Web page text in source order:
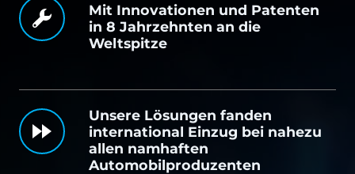
Mit Innovationen und Patenten
in 8 Jahrzehnten an die
Weltspitze
Unsere Lösungen fanden
international Einzug bei nahezu
allen namhaften
Automobilproduzenten